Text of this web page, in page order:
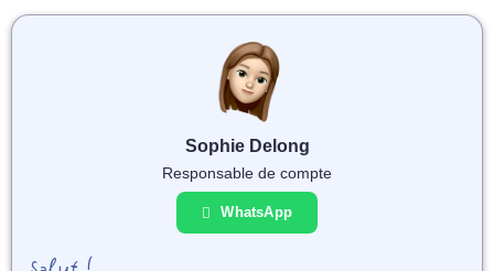
Sophie Delong
Responsable de compte
WhatsApp